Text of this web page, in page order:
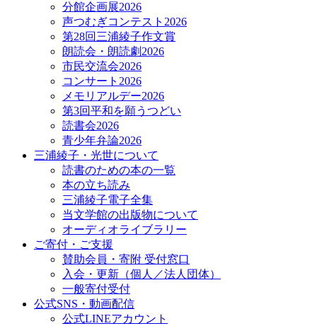
分館企画展2026
声つむぎコンテスト2026
第28回三浦綾子作文賞
朗読会・朗読劇2026
市民交流会2026
コンサート2026
メモリアルデー2026
第3回平和を願うつどい
読書会2026
青少年弁論2026
三浦綾子・光世について
読書のための本の一覧
本の立ち読み
三浦綾子電子全集
当文学館の出版物について
オーディオライブラリー
ご寄付・ご支援
賛助会員・寄附 受付窓口
入会・更新（個人／法人団体）
一般寄付受付
公式SNS・動画配信
公式LINEアカウント